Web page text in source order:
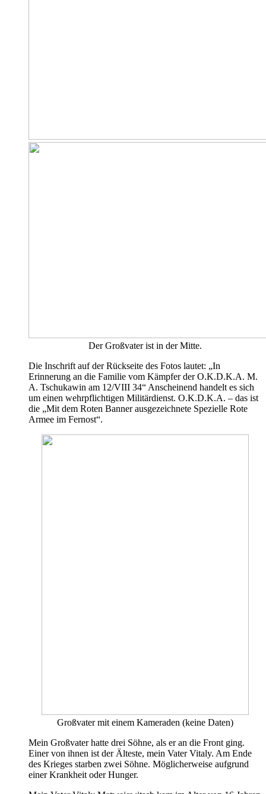
Der Großvater ist in der Mitte.
Die Inschrift auf der Rückseite des Fotos lautet: „In
Erinnerung an die Familie vom Kämpfer der O.K.D.K.A. M.
A. Tschukawin am 12/VIII 34“ Anscheinend handelt es sich
um einen wehrpflichtigen Militärdienst. O.K.D.K.A. – das ist
die „Mit dem Roten Banner ausgezeichnete Spezielle Rote
Armee im Fernost“.
Großvater mit einem Kameraden (keine Daten)
Mein Großvater hatte drei Söhne, als er an die Front ging.
Einer von ihnen ist der Älteste, mein Vater Vitaly. Am Ende
des Krieges starben zwei Söhne. Möglicherweise aufgrund
einer Krankheit oder Hunger.